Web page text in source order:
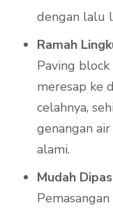
dengan lalu
Ramah
Paving
meresap ke
celahnya,
genangan
alami.
Mudah
Pemasangan